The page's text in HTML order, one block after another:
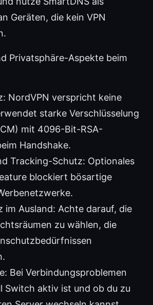
Geräten, die kein VPN
Privatsphäre-Aspekte beim
NordVPN verspricht keine
starke Verschlüsselung
mit 4096-Bit-RSA-
Handshake.
Tracking-Schutz: Optionales
blockiert bösartige
im Ausland: Achte darauf, die
zu wählen, die
Bei Verbindungsproblemen
Switch aktiv ist und ob du zu